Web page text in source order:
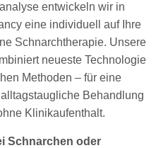
entwickeln wir in
eine individuell auf Ihre
Schnarchtherapie. Unsere
neueste Technologie
Methoden – für eine
Behandlung
Klinikaufenthalt.
Schnarchen oder